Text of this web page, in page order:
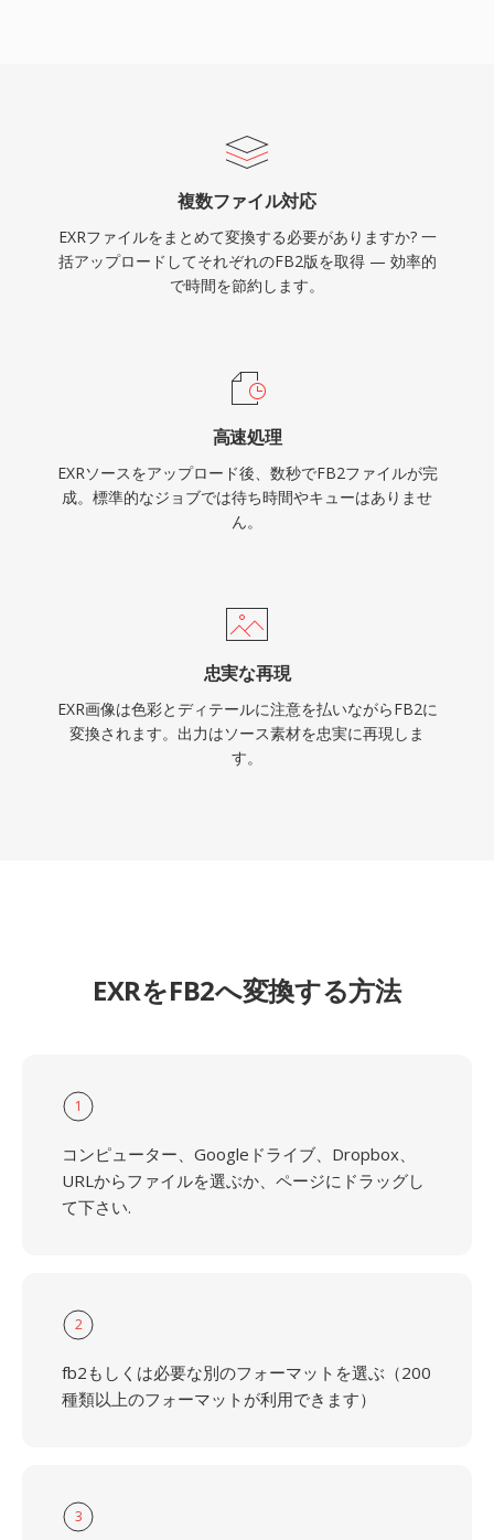
複数ファイル対応
EXRファイルをまとめて変換する必要がありますか? 一
括アップロードしてそれぞれのFB2版を取得 — 効率的
で時間を節約します。
高速処理
EXRソースをアップロード後、数秒でFB2ファイルが完
成。標準的なジョブでは待ち時間やキューはありませ
ん。
忠実な再現
EXR画像は色彩とディテールに注意を払いながらFB2に
変換されます。出力はソース素材を忠実に再現しま
す。
EXRをFB2へ変換する方法
1
コンピューター、Googleドライブ、Dropbox、
URLからファイルを選ぶか、ページにドラッグし
て下さい.
2
fb2もしくは必要な別のフォーマットを選ぶ（200
種類以上のフォーマットが利用できます）
3